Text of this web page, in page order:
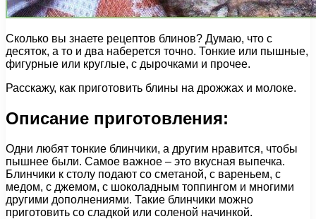
Сколько вы знаете рецептов блинов? Думаю, что с
десяток, а то и два наберется точно. Тонкие или пышные,
фигурные или круглые, с дырочками и прочее.
Расскажу, как приготовить блины на дрожжах и молоке.
Описание приготовления:
Одни любят тонкие блинчики, а другим нравится, чтобы
пышнее были. Самое важное – это вкусная выпечка.
Блинчики к столу подают со сметаной, с вареньем, с
медом, с джемом, с шоколадным топпингом и многими
другими дополнениями. Такие блинчики можно
приготовить со сладкой или соленой начинкой.